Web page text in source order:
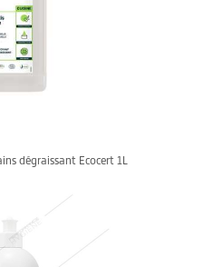
dégraissant Ecocert 1L